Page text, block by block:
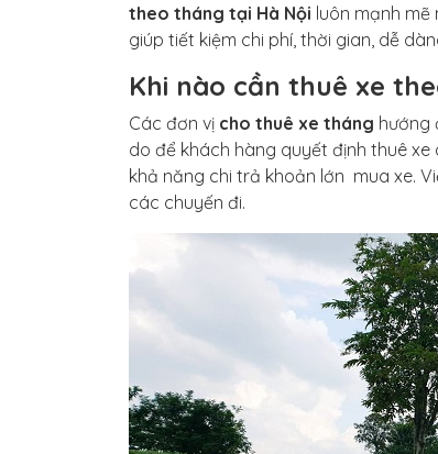
theo tháng tại Hà Nội luôn mạnh mẽ
giúp tiết kiệm chi phí, thời gian, dễ
Khi nào cần thuê xe
Các đơn vị cho thuê xe tháng hướng
do để khách hàng quyết định thuê xe
khả năng chi trả khoản lớn mua xe.
các chuyến đi.